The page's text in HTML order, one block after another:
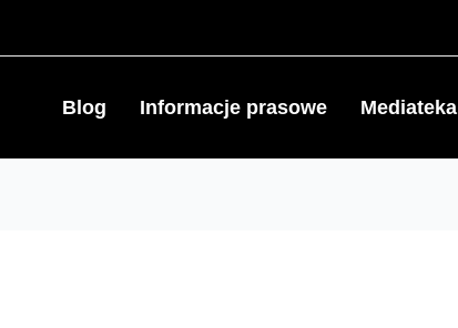
Blog Informacje prasowe Mediateka